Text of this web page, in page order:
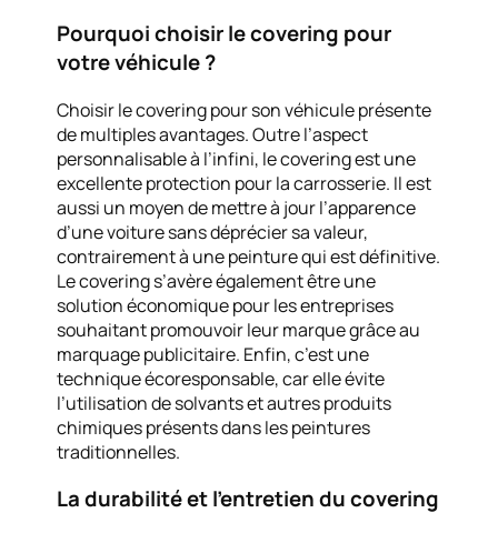
Pourquoi choisir le covering pour
votre véhicule ?
Choisir le covering pour son véhicule présente
de multiples avantages. Outre l’aspect
personnalisable à l’infini, le covering est une
excellente protection pour la carrosserie. Il est
aussi un moyen de mettre à jour l’apparence
d’une voiture sans déprécier sa valeur,
contrairement à une peinture qui est définitive.
Le covering s’avère également être une
solution économique pour les entreprises
souhaitant promouvoir leur marque grâce au
marquage publicitaire. Enfin, c’est une
technique écoresponsable, car elle évite
l’utilisation de solvants et autres produits
chimiques présents dans les peintures
traditionnelles.
La durabilité et l’entretien du covering